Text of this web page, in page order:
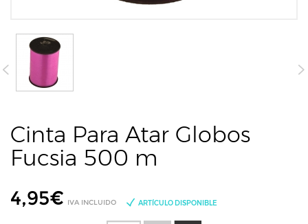
Cinta Para Atar Globos
Fucsia 500 m
4,95€ IVA INCLUIDO ARTÍCULO DISPONIBLE